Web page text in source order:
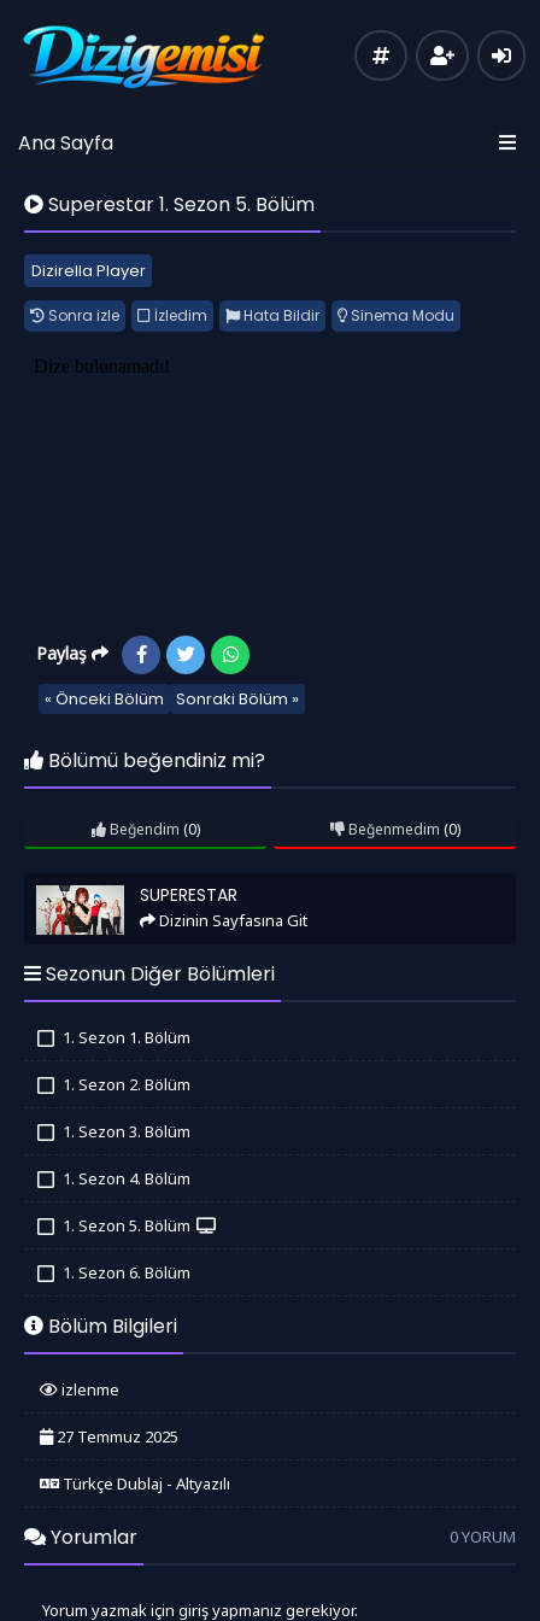
Ana Sayfa
Superestar 1. Sezon 5. Bölüm
Dizirella Player
Sonra izle İzledim Hata Bildir Sinema Modu
Paylaş
« Önceki Bölüm Sonraki Bölüm »
Bölümü beğendiniz mi?
Beğendim (0) Beğenmedim (0)
Superestar SUPERESTAR
Dizinin Sayfasına Git
Sezonun Diğer Bölümleri
1. Sezon 1. Bölüm
1. Sezon 2. Bölüm
1. Sezon 3. Bölüm
1. Sezon 4. Bölüm
1. Sezon 5. Bölüm
1. Sezon 6. Bölüm
Bölüm Bilgileri
izlenme
27 Temmuz 2025
Türkçe Dublaj - Altyazılı
Yorumlar 0 YORUM
Yorum yazmak için giriş yapmanız gerekiyor.